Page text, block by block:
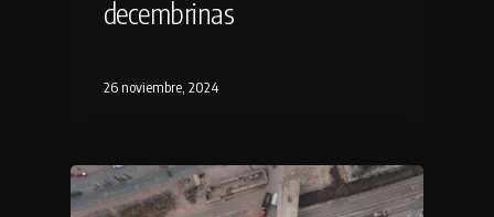
decembrinas
26 noviembre, 2024